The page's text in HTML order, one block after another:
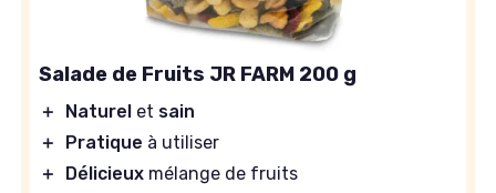
Salade de Fruits JR FARM 200 g
＋ Naturel et sain
＋
Pratique à utiliser
＋
Délicieux mélange de fruits